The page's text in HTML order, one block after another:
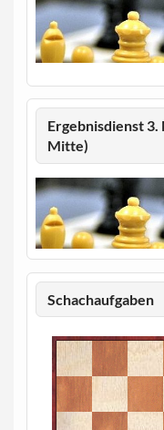
Ergebnisdienst
Mitte)
Schachaufgaben